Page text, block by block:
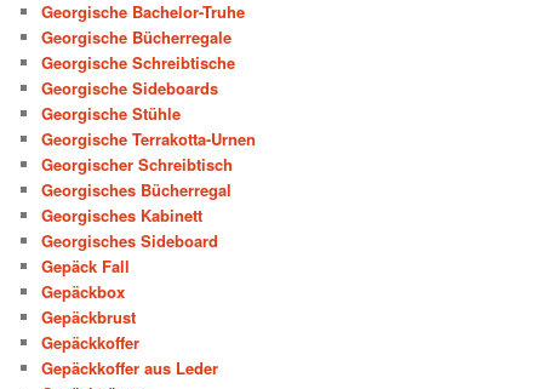
Georgische Bachelor-Truhe
Georgische Bücherregale
Georgische Schreibtische
Georgische Sideboards
Georgische Stühle
Georgische Terrakotta-Urnen
Georgischer Schreibtisch
Georgisches Bücherregal
Georgisches Kabinett
Georgisches Sideboard
Gepäck Fall
Gepäckbox
Gepäckbrust
Gepäckkoffer
Gepäckkoffer aus Leder